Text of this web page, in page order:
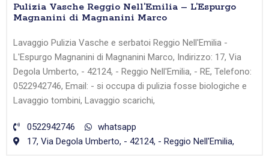
Pulizia Vasche Reggio Nell’Emilia – L’Espurgo
Magnanini di Magnanini Marco
Lavaggio Pulizia Vasche e serbatoi Reggio Nell'Emilia -
L'Espurgo Magnanini di Magnanini Marco, Indirizzo: 17, Via
Degola Umberto, - 42124, - Reggio Nell'Emilia, - RE, Telefono:
0522942746, Email: - si occupa di pulizia fosse biologiche e
Lavaggio tombini, Lavaggio scarichi,
0522942746
whatsapp
17, Via Degola Umberto, - 42124, - Reggio Nell'Emilia,